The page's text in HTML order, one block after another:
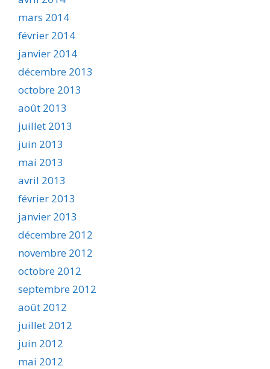
mars 2014
février 2014
janvier 2014
décembre 2013
octobre 2013
août 2013
juillet 2013
juin 2013
mai 2013
avril 2013
février 2013
janvier 2013
décembre 2012
novembre 2012
octobre 2012
septembre 2012
août 2012
juillet 2012
juin 2012
mai 2012